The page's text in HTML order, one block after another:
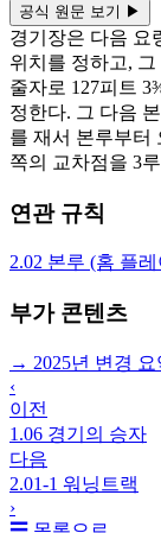
공식 원문 보기 ▶
경기장은 다음 요
위치를 정하고,
줄자로 127피트
정한다. 그 다음
를 재서 본루부터
쪽의 교차점을 3
연관 규칙
2.02 본루 (홈 플
부가 콘텐츠
→ 2025년 변경 요
‹
이전
1.06 경기의 승자
다음
2.01-1 워닝트랙
›